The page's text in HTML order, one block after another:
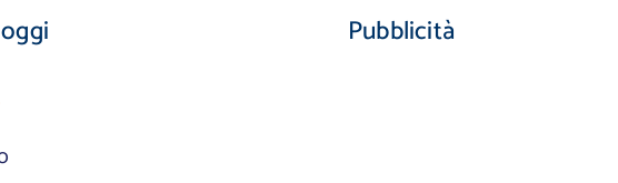
Pubblicità